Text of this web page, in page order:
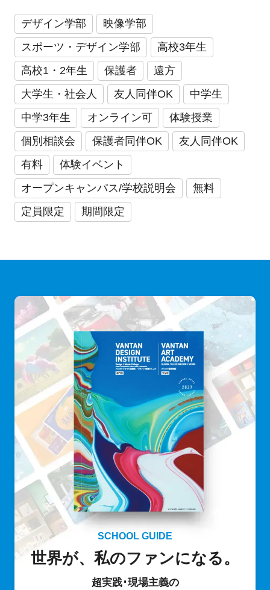
デザイン学部
映像学部
スポーツ・デザイン学部
高校3年生
高校1・2年生
保護者
遠方
大学生・社会人
友人同伴OK
中学生
中学3年生
オンライン可
体験授業
個別相談会
保護者同伴OK
友人同伴OK
有料
体験イベント
オープンキャンパス/学校説明会
無料
定員限定
期間限定
SCHOOL GUIDE
世界が、私のファンになる。
超実践･現場主義の